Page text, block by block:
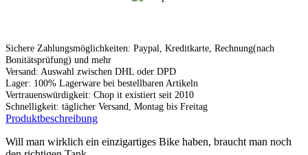
Sichere Zahlungsmöglichkeiten: Paypal, Kreditkarte, Rechnung(nach
Bonitätsprüfung) und mehr
Versand: Auswahl zwischen DHL oder DPD
Lager: 100% Lagerware bei bestellbaren Artikeln
Vertrauenswürdigkeit: Chop it existiert seit 2010
Schnelligkeit: täglicher Versand, Montag bis Freitag
Produktbeschreibung
Will man wirklich ein einzigartiges Bike haben, braucht man noch